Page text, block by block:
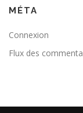
MÉTA
Connexion
Flux des